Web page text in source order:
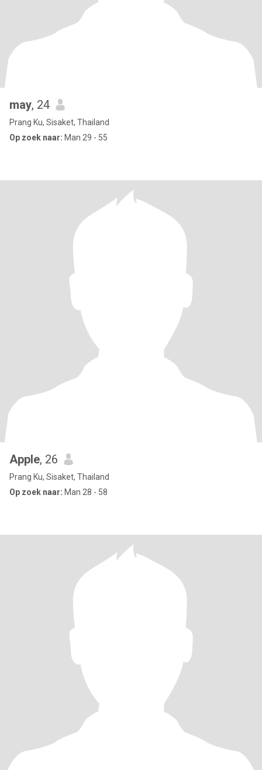
may, 24
Prang Ku, Sisaket, Thailand
Op zoek naar: Man 29 - 55
Apple, 26
Prang Ku, Sisaket, Thailand
Op zoek naar: Man 28 - 58